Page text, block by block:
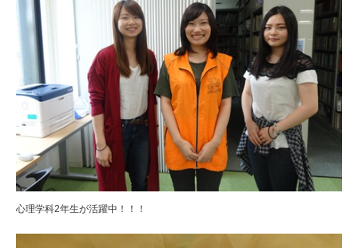
心理学科2年生が活躍中！！！